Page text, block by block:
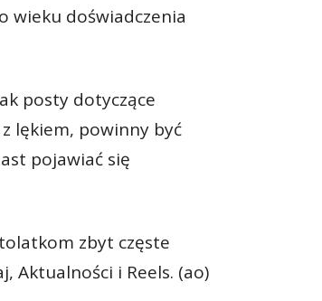
wieku doświadczenia
posty dotyczące
lękiem, powinny być
pojawiać się
zbyt częste
Aktualności i Reels. (ao)